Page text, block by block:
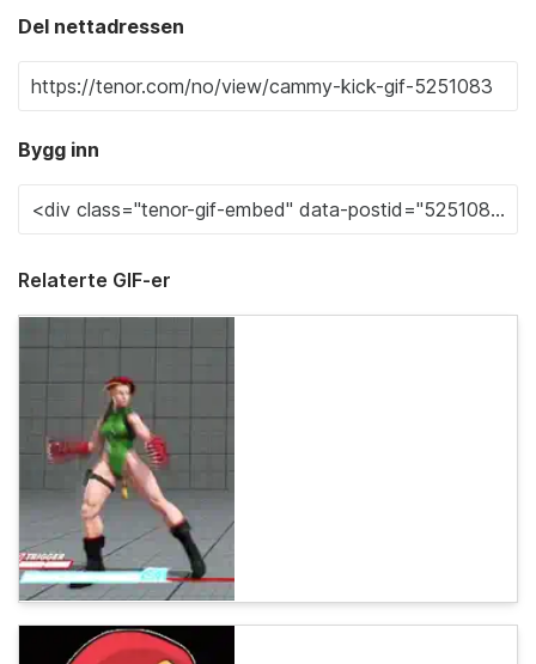
Del nettadressen
Bygg inn
Relaterte GIF-er